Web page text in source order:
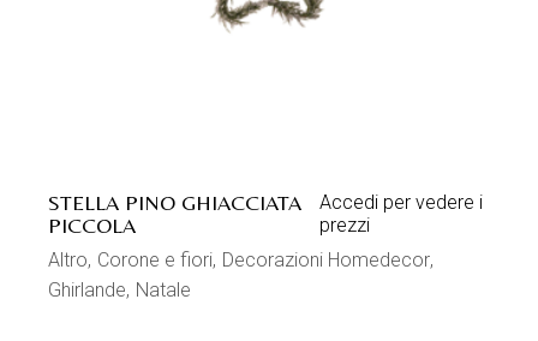
STELLA PINO GHIACCIATA
PICCOLA
Accedi per vedere i
prezzi
Altro Corone e fiori Decorazioni Homedecor
Ghirlande Natale